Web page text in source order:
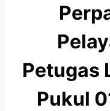
Petugas
Pukul